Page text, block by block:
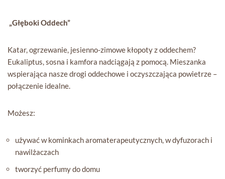
„Głęboki Oddech”
Katar, ogrzewanie, jesienno-zimowe kłopoty z oddechem?
Eukaliptus, sosna i kamfora nadciągają z pomocą. Mieszanka
wspierająca nasze drogi oddechowe i oczyszczająca powietrze –
połączenie idealne.
Możesz:
używać w kominkach aromaterapeutycznych, w dyfuzorach i
nawilżaczach
tworzyć perfumy do domu